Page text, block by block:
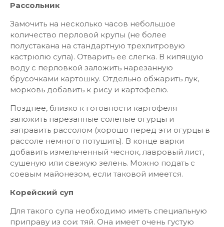
Рассольник
Замочить на несколько часов небольшое
количество перловой крупы (не более
полустакана на стандартную трехлитровую
кастрюлю супа). Отварить ее слегка. В кипящую
воду с перловкой заложить нарезанную
брусочками картошку. Отдельно обжарить лук,
морковь добавить к рису и картофелю.
Позднее, близко к готовности картофеля
заложить нарезанные соленые огурцы и
заправить рассолом (хорошо перед эти огурцы в
рассоле немного потушить). В конце варки
добавить измельченный чеснок, лавровый лист,
сушеную или свежую зелень. Можно подать с
соевым майонезом, если таковой имеется.
Корейский суп
Для такого супа необходимо иметь специальную
приправу из сои: тяй. Она имеет очень густую